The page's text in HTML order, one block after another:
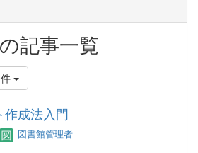
記事一覧
作成法入門
図書館管理者